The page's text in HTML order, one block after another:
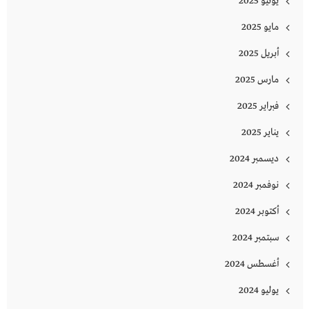
مايو 2025
أبريل 2025
مارس 2025
فبراير 2025
يناير 2025
ديسمبر 2024
نوفمبر 2024
أكتوبر 2024
سبتمبر 2024
أغسطس 2024
يوليو 2024